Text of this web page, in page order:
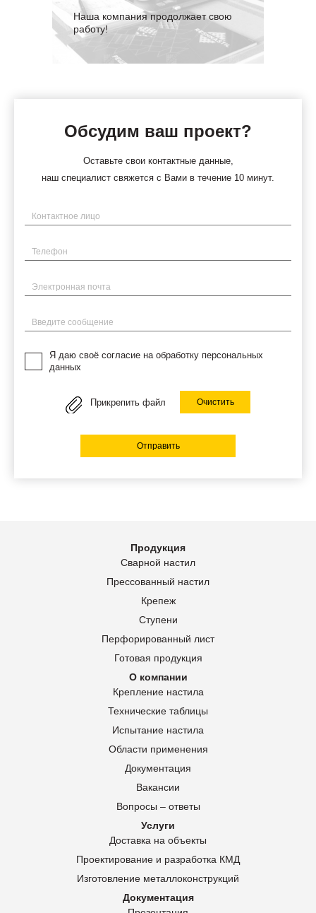
Наша компания продолжает свою
работу!
Обсудим ваш проект?
Оставьте свои контактные данные,
наш специалист свяжется с Вами в течение 10 минут.
Имя
Телефон
Электронная почта
Введите сообщение
Я даю своё согласие на обработку персональных
данных
Прикрепить файл Очистить
Отправить
Продукция
Сварной настил
Прессованный настил
Крепеж
Ступени
Перфорированный лист
Готовая продукция
О компании
Крепление настила
Технические таблицы
Испытание настила
Области применения
Документация
Вакансии
Вопросы – ответы
Услуги
Доставка на объекты
Проектирование и разработка КМД
Изготовление металлоконструкций
Документация